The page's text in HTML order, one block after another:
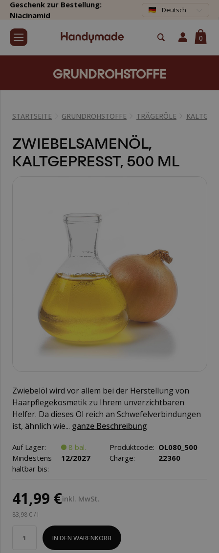
Geschenk zur Bestellung:
Niacinamid
Deutsch
0
GRUNDROHSTOFFE
STARTSEITE GRUNDROHSTOFFE TRÄGERÖLE
ZWIEBELSAMENÖL,
KALTGEPRESST, 500 ML
Zwiebelöl wird vor allem bei der Herstellung von
Haarpflegekosmetik zu Ihrem unverzichtbaren
Helfer. Da dieses Öl reich an Schwefelverbindungen
ist, ähnlich wie... ganze Beschreibung
Auf Lager: 8 bal. Produktcode: OL080_500
Mindestens
haltbar bis:
12/2027 Charge: 22360
41,99 €inkl. MwSt.
83,98 € / l
IN DEN WARENKORB